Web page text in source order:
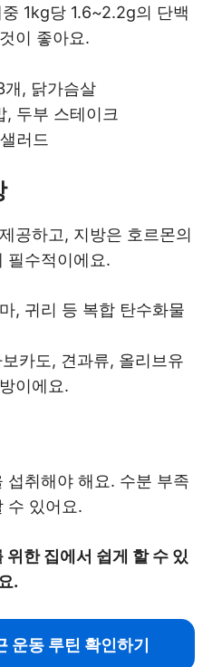
1kg당 1.6~2.2g의 단백
이 좋아요.
개, 닭가슴살
, 두부 스테이크
러드
공하고, 지방은 호르몬의
필수적이에요.
, 귀리 등 복합 탄수화물
카도, 견과류, 올리브유
이에요.
섭취해야 해요. 수분 부족
수 있어요.
위한 집에서 쉽게 할 수 있
.
운동 루틴 확인하기